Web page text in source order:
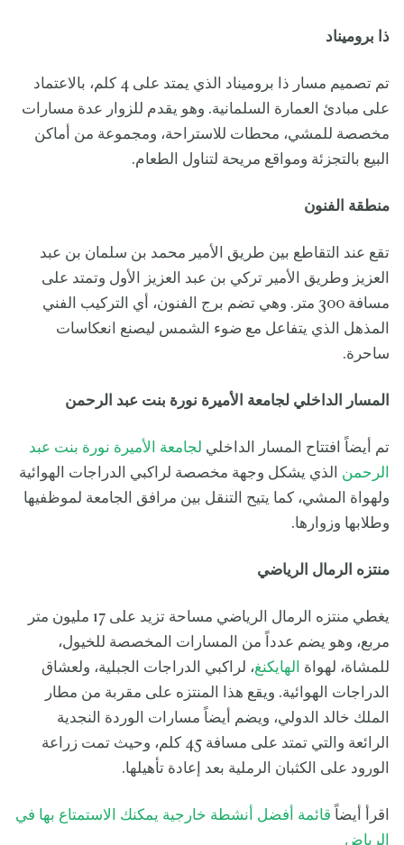
ذا بروميناد
تم تصميم مسار ذا بروميناد الذي يمتد على 4 كلم، بالاعتماد
على مبادئ العمارة السلمانية. وهو يقدم للزوار عدة مسارات
مخصصة للمشي، محطات للاستراحة، ومجموعة من أماكن
البيع بالتجزئة ومواقع مريحة لتناول الطعام.
منطقة الفنون
تقع عند التقاطع بين طريق الأمير محمد بن سلمان بن عبد
العزيز وطريق الأمير تركي بن عبد العزيز الأول وتمتد على
مسافة 300 متر. وهي تضم برج الفنون، أي التركيب الفني
المذهل الذي يتفاعل مع ضوء الشمس ليصنع انعكاسات
ساحرة.
المسار الداخلي لجامعة الأميرة نورة بنت عبد الرحمن
تم أيضاً افتتاح المسار الداخلي لجامعة الأميرة نورة بنت عبد
الرحمن الذي يشكل وجهة مخصصة لراكبي الدراجات الهوائية
ولهواة المشي، كما يتيح التنقل بين مرافق الجامعة لموظفيها
وطلابها وزوارها.
منتزه الرمال الرياضي
يغطي منتزه الرمال الرياضي مساحة تزيد على 17 مليون متر
مربع، وهو يضم عدداً من المسارات المخصصة للخيول،
للمشاة، لهواة الهايكنغ، لراكبي الدراجات الجبلية، ولعشاق
الدراجات الهوائية. ويقع هذا المنتزه على مقربة من مطار
الملك خالد الدولي، ويضم أيضاً مسارات الوردة النجدية
الرائعة والتي تمتد على مسافة 45 كلم، وحيث تمت زراعة
الورود على الكثبان الرملية بعد إعادة تأهيلها.
اقرأ أيضاً قائمة أفضل أنشطة خارجية يمكنك الاستمتاع بها في
الرياض